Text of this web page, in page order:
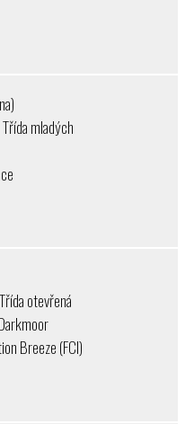
mladých
otevřená
Breeze (FCI)